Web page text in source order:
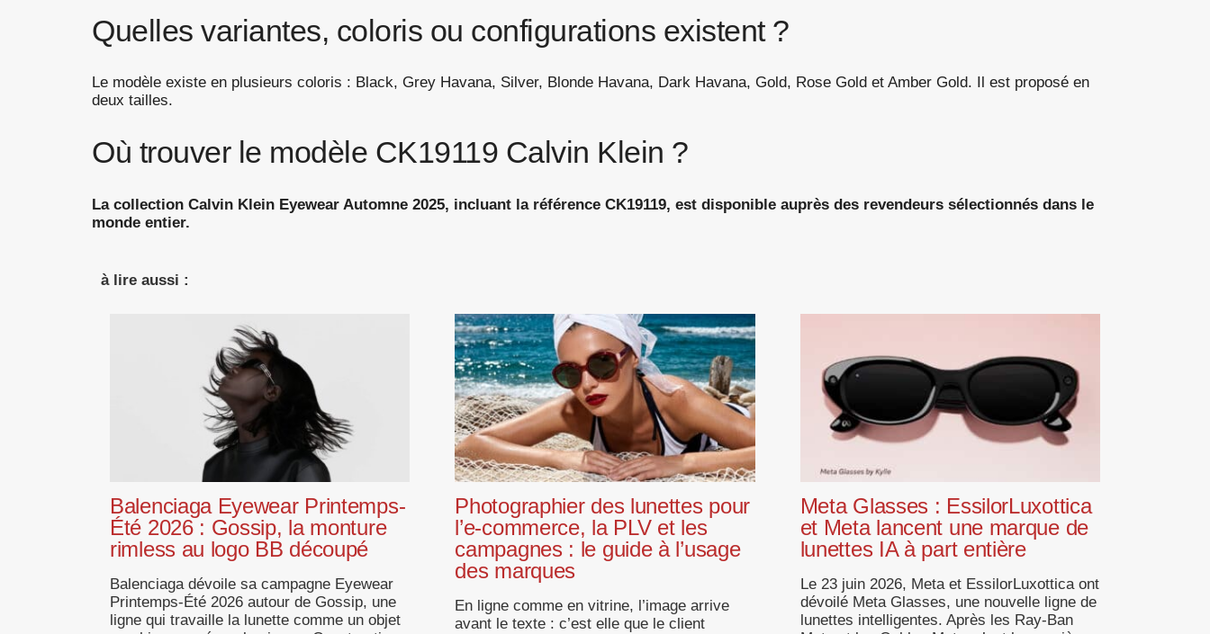
Quelles variantes, coloris ou configurations existent ?
Le modèle existe en plusieurs coloris : Black, Grey Havana, Silver, Blonde Havana, Dark Havana, Gold, Rose Gold et Amber Gold. Il est proposé en
deux tailles.
Où trouver le modèle CK19119 Calvin Klein ?
La collection Calvin Klein Eyewear Automne 2025, incluant la référence CK19119, est disponible auprès des revendeurs sélectionnés dans le
monde entier.
à lire aussi :
Balenciaga Eyewear Printemps-
Été 2026 : Gossip, la monture
rimless au logo BB découpé
Balenciaga dévoile sa campagne Eyewear
Printemps-Été 2026 autour de Gossip, une
ligne qui travaille la lunette comme un objet
Photographier des lunettes pour
l’e-commerce, la PLV et les
campagnes : le guide à l’usage
des marques
En ligne comme en vitrine, l’image arrive
avant le texte : c’est elle que le client
Meta Glasses : EssilorLuxottica
et Meta lancent une marque de
lunettes IA à part entière
Le 23 juin 2026, Meta et EssilorLuxottica ont
dévoilé Meta Glasses, une nouvelle ligne de
lunettes intelligentes. Après les Ray-Ban